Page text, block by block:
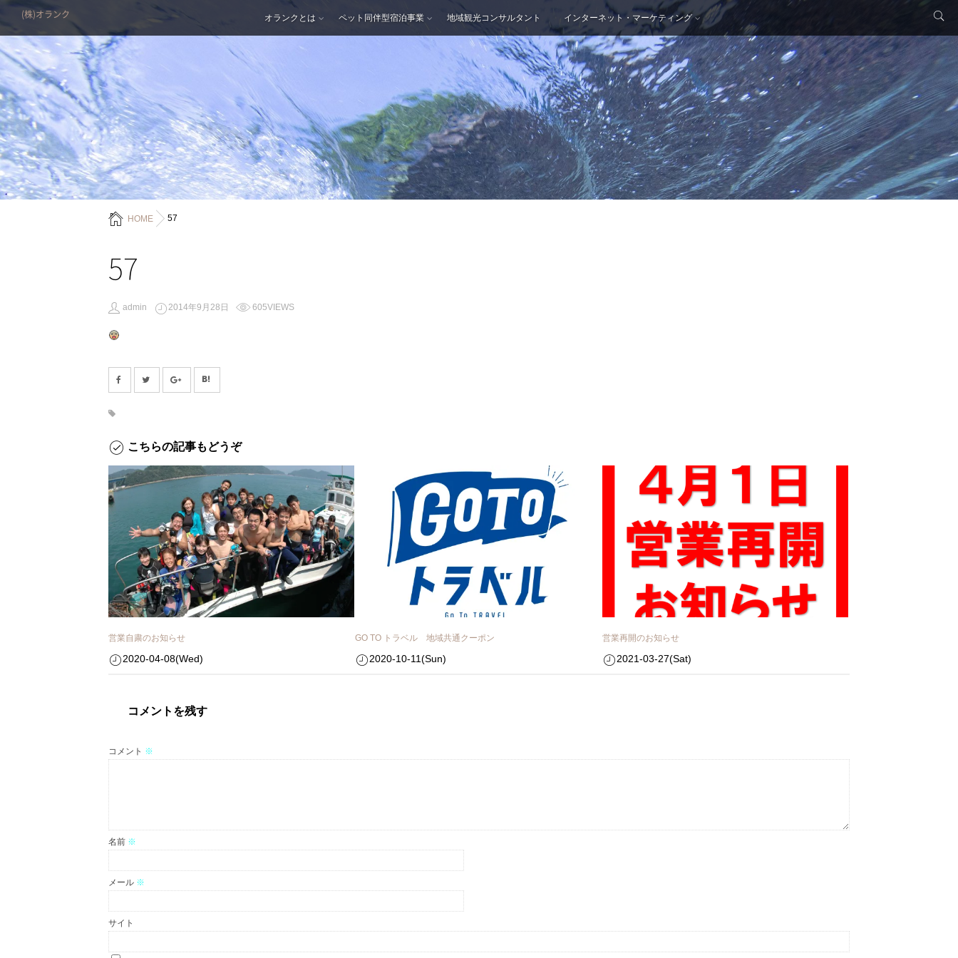
(株)オランク オランクとは ペット同伴型宿泊事業 地域観光コンサルタント インターネット・マーケティング
HOME 57
57
admin 2014年9月28日 605VIEWS
こちらの記事もどうぞ
営業自粛のお知らせ
2020-04-08(Wed)
GO TO トラベル 地域共通クーポン
2020-10-11(Sun)
営業再開のお知らせ
2021-03-27(Sat)
コメントを残す
コメント ※
名前 ※
メール ※
サイト